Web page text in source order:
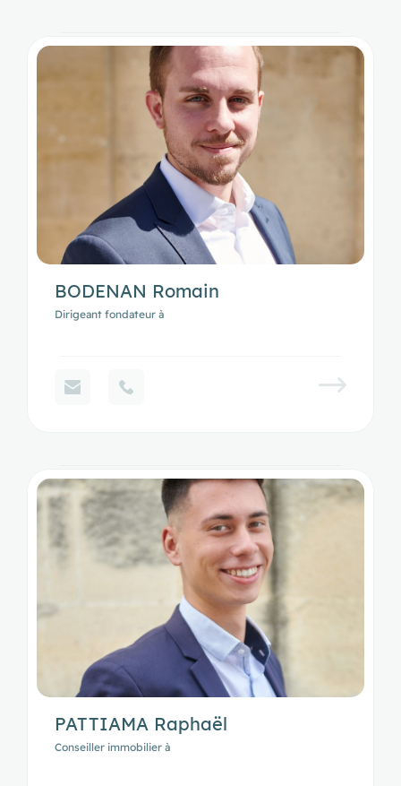
BODENAN Romain
Dirigeant fondateur à
PATTIAMA Raphaël
Conseiller immobilier à